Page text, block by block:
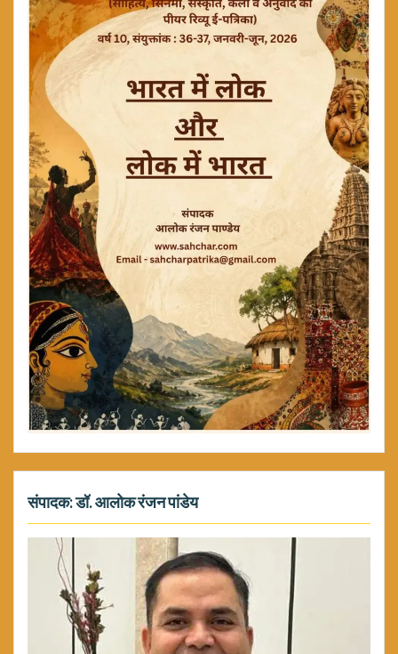
संपादक: डॉ. आलोक रंजन पांडेय